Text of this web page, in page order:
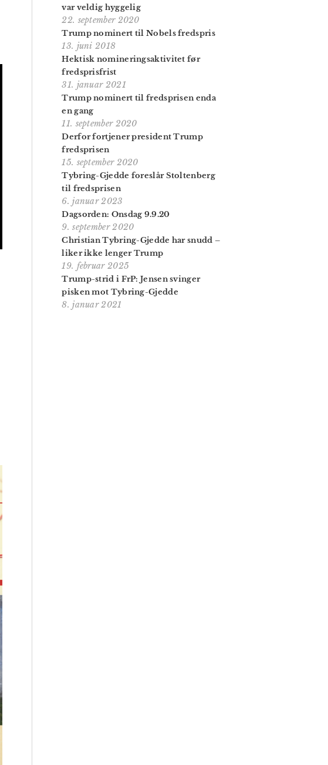
var veldig hyggelig
22. september 2020
Trump nominert til Nobels fredspris
13. juni 2018
Hektisk nominerings­aktivitet før
fredspris­frist
31. januar 2021
Trump nominert til fredsprisen enda
en gang
11. september 2020
Derfor fortjener president Trump
fredsprisen
15. september 2020
Tybring-Gjedde foreslår Stoltenberg
til fredsprisen
6. januar 2023
Dagsorden: Onsdag 9.9.20
9. september 2020
Christian Tybring-Gjedde har snudd –
liker ikke lenger Trump
19. februar 2025
Trump-strid i FrP: Jensen svinger
pisken mot Tybring-Gjedde
8. januar 2021